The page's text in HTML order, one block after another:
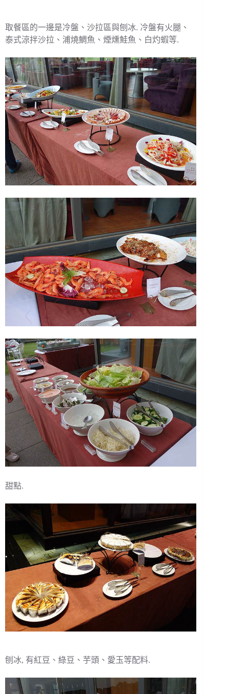
取餐區的一邊是冷盤、沙拉區與刨冰. 冷盤有火腿、
泰式涼拌沙拉、浦燒鯛魚、煙燻鮭魚、白灼蝦等.
甜點.
刨冰, 有紅豆、綠豆、芋頭、愛玉等配料.